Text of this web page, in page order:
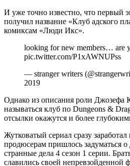
И уже точно известно, что первый
получил название «Клуб адского
комиксам «Люди Икс».
looking for new members… are
pic.twitter.com/P1xAWNUPss
— stranger writers
2019
Однако из описания роли Джозефа
называться клуб по Dungeons &
отсылки окажутся и более
Жутковатый сериал сразу
продюсерам пришлось задуматься
странные дела 4 сезон 1 серии.
славились своей непревзойденной